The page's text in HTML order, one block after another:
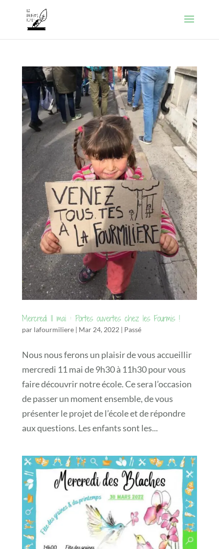
Mercredi 11 mai : Portes ouvertes chez les Fourmis !
par lafourmiliere| Mar 24, 2022 | Passé
Nous nous ferons un plaisir de vous accueillir
mercredi 11 mai de 9h30 à 11h30 pour vous
faire découvrir notre école. Ce sera l’occasion
de passer un moment ensemble, de vous
présenter le projet de l’école et de répondre
aux questions. Les enfants sont les...